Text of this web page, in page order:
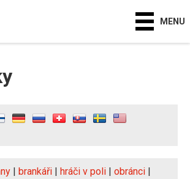
MENU
| brankáři | hráči v poli | obránci |